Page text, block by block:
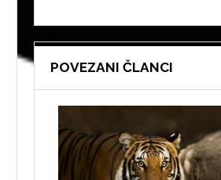
POVEZANI ČLANCI